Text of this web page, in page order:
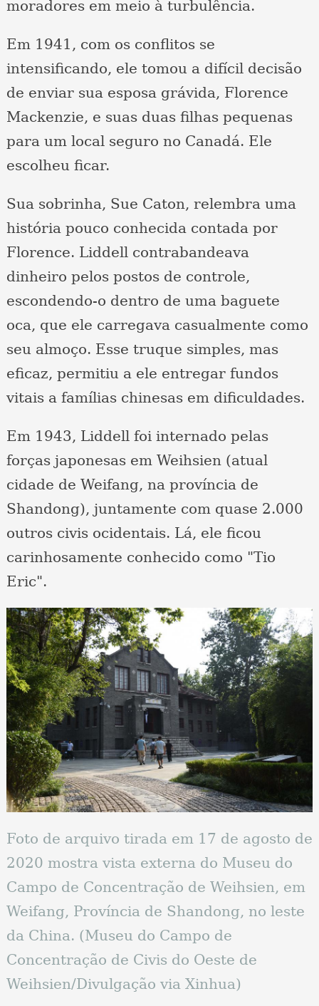
moradores em meio à turbulência.
Em 1941, com os conflitos se
intensificando, ele tomou a difícil decisão
de enviar sua esposa grávida, Florence
Mackenzie, e suas duas filhas pequenas
para um local seguro no Canadá. Ele
escolheu ficar.
Sua sobrinha, Sue Caton, relembra uma
história pouco conhecida contada por
Florence. Liddell contrabandeava
dinheiro pelos postos de controle,
escondendo-o dentro de uma baguete
oca, que ele carregava casualmente como
seu almoço. Esse truque simples, mas
eficaz, permitiu a ele entregar fundos
vitais a famílias chinesas em dificuldades.
Em 1943, Liddell foi internado pelas
forças japonesas em Weihsien (atual
cidade de Weifang, na província de
Shandong), juntamente com quase 2.000
outros civis ocidentais. Lá, ele ficou
carinhosamente conhecido como "Tio
Eric".
Foto de arquivo tirada em 17 de agosto de
2020 mostra vista externa do Museu do
Campo de Concentração de Weihsien, em
Weifang, Província de Shandong, no leste
da China. (Museu do Campo de
Concentração de Civis do Oeste de
Weihsien/Divulgação via Xinhua)